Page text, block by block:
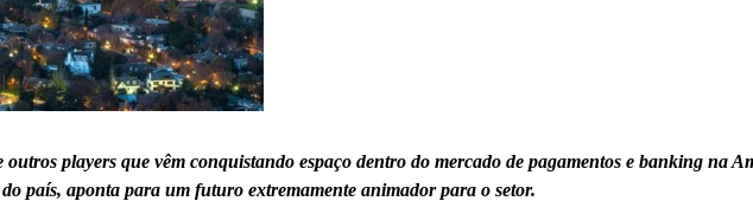
players que vêm conquistando espaço dentro do mercado de pagamentos e banking na
país, aponta para um futuro extremamente animador para o setor.